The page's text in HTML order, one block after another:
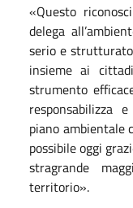
«Questo
delega
serio e
insieme ai
strumento
responsabilizza
piano ambientale
possibile oggi
stragrande
territorio».